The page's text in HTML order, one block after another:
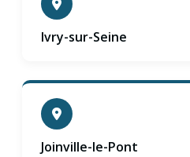
Ivry-sur-Seine
Joinville-le-Pont